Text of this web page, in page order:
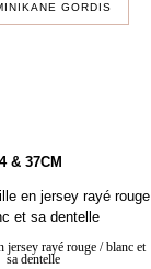
GORDIS
& 37CM
jersey rayé rouge / blanc et
sa dentelle